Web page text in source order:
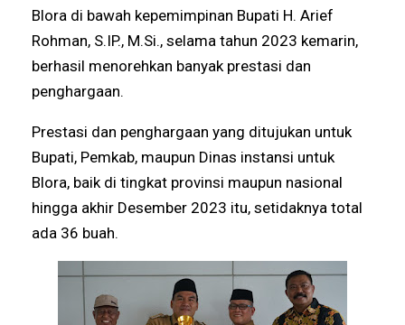
Blora di bawah kepemimpinan Bupati H. Arief
Rohman, S.IP., M.Si., selama tahun 2023 kemarin,
berhasil menorehkan banyak prestasi dan
penghargaan.
Prestasi dan penghargaan yang ditujukan untuk
Bupati, Pemkab, maupun Dinas instansi untuk
Blora, baik di tingkat provinsi maupun nasional
hingga akhir Desember 2023 itu, setidaknya total
ada 36 buah.